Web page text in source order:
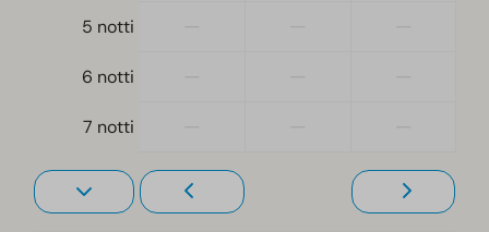
TV a schermo piatto
5 notti
6 notti
7 notti